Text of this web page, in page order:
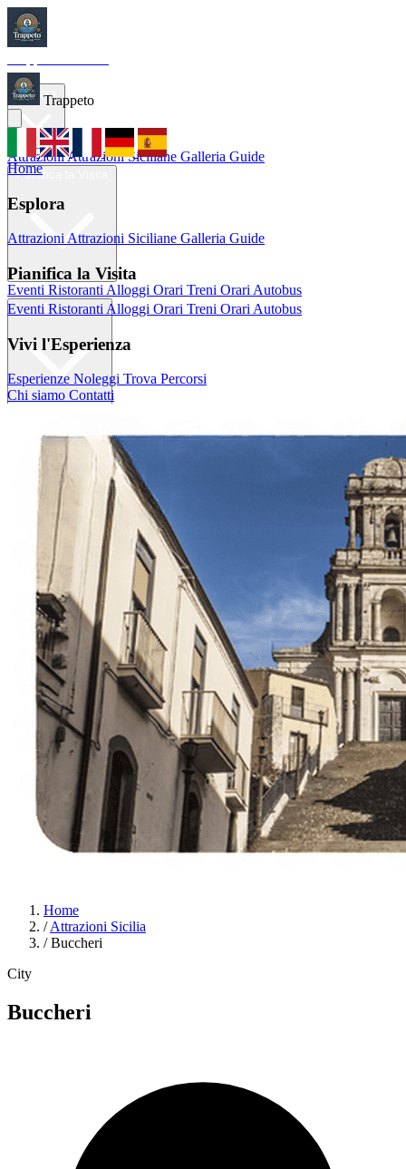
Home
AttrazioniAttrazioni Siciliane Galleria Guide
Eventi Ristoranti Alloggi Orari Treni Orari Autobus
Chi siamoContatti
Italiano English Español
Trappeto
Home
Esplora
AttrazioniAttrazioni Siciliane Galleria Guide
Pianifica la Visita
Eventi Ristoranti Alloggi Orari Treni Orari Autobus
Vivi l'Esperienza
Esperienze Noleggi Trova Percorsi
Chi siamo Contatti
Home
/ Attrazioni Sicilia
/ Buccheri
City
Buccheri